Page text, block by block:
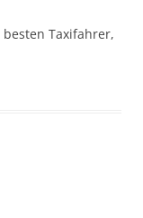
Taxifahrer,